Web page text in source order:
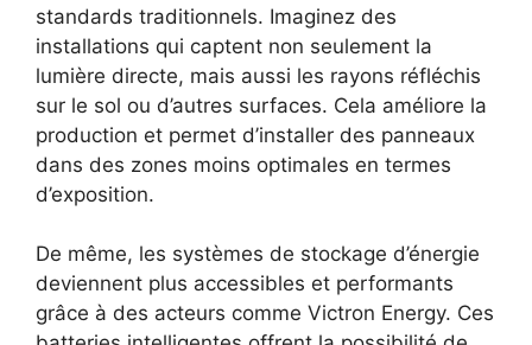
standards traditionnels. Imaginez des
installations qui captent non seulement la
lumière directe, mais aussi les rayons réfléchis
sur le sol ou d’autres surfaces. Cela améliore la
production et permet d’installer des panneaux
dans des zones moins optimales en termes
d’exposition.
De même, les systèmes de stockage d’énergie
deviennent plus accessibles et performants
grâce à des acteurs comme Victron Energy. Ces